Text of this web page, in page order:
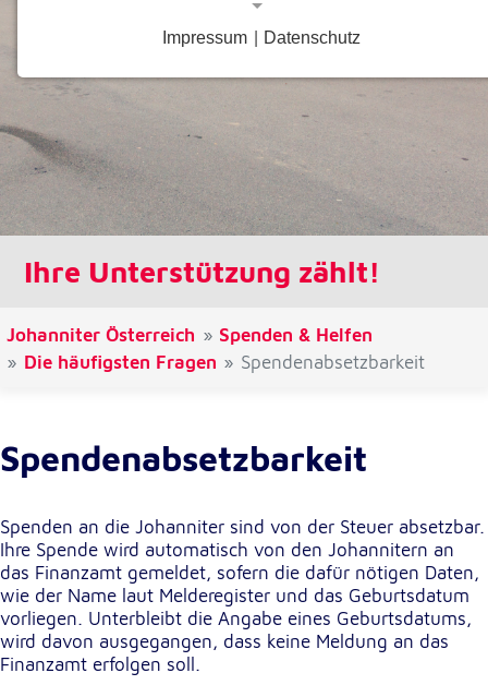
Ihre Unterstützung zählt!
Johanniter Österreich
Spenden & Helfen
Die häufigsten Fragen
Spendenabsetzbarkeit
Spendenabsetzbarkeit
Spenden an die Johanniter sind von der Steuer absetzbar.
Ihre Spende wird automatisch von den Johannitern an
das Finanzamt gemeldet, sofern die dafür nötigen Daten,
wie der Name laut Melderegister und das Geburtsdatum
vorliegen. Unterbleibt die Angabe eines Geburtsdatums,
wird davon ausgegangen, dass keine Meldung an das
Finanzamt erfolgen soll.
Notwendige Cookies ermöglichen grundlegende
Funktionen und sind für die einwandfreie Funktion
der Website erforderlich.
Google Analytics Opt-Out-Cookie
Name:
Einverständnisoption bezüglich Google Analytics
Opt-Out
Name:
cookie_consent
Zweck:
Dieser Cookie speichert die ausgewählten
Einverständnis-Optionen des Benutzers
Cookie Laufzeit:
Impressum Datenschutz